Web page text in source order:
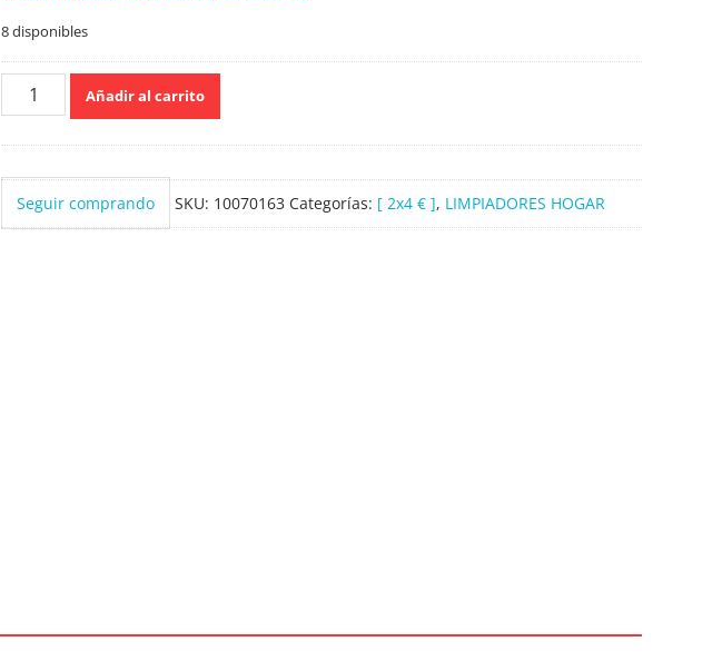
8 disponibles
Volvone
Perfumado
Añadir al carrito
Seguir comprando SKU: 10070163 Categorías: [ 2x4 € ], LIMPIADORES HOGAR